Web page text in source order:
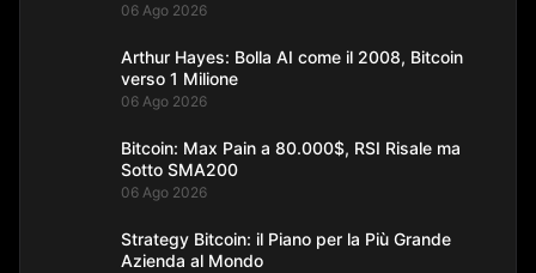
06 Ago 2026
Arthur Hayes: Bolla AI come il 2008, Bitcoin
verso 1 Milione
06 Ago 2026
Bitcoin: Max Pain a 80.000$, RSI Risale ma
Sotto SMA200
06 Ago 2026
Strategy Bitcoin: il Piano per la Più Grande
Azienda al Mondo